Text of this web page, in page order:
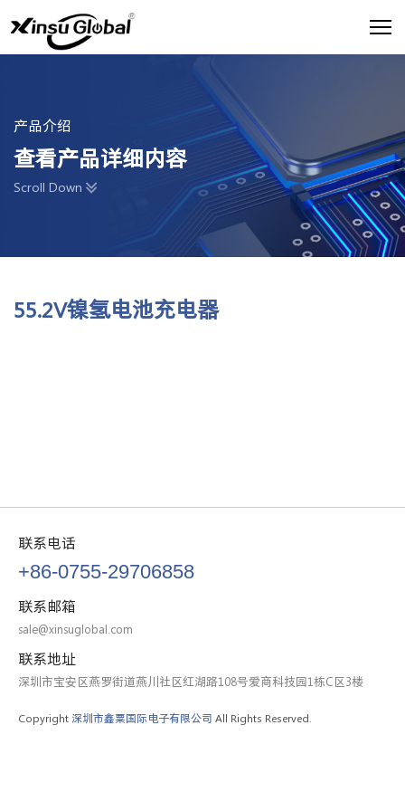
产品介绍
查看产品详细内容
Scroll Down
55.2V镍氢电池充电器
联系电话
+86-0755-29706858
联系邮箱
sale@xinsuglobal.com
联系地址
深圳市宝安区燕罗街道燕川社区红湖路108号爱商科技园1栋C区3楼
Copyright 深圳市鑫粟国际电子有限公司 All Rights Reserved.